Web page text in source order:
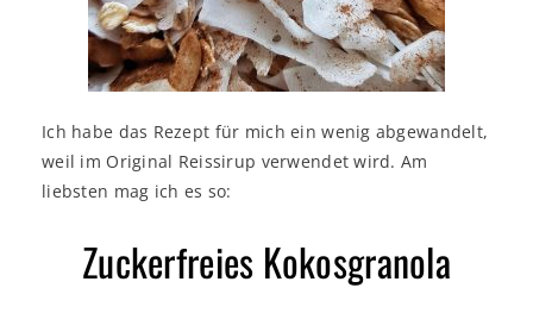
Ich habe das Rezept für mich ein wenig abgewandelt,
weil im Original Reissirup verwendet wird. Am
liebsten mag ich es so:
Zuckerfreies Kokosgranola